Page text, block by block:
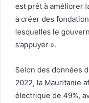
est prêt à améliorer
à créer des
lesquelles le
s’appuyer ».
Selon des données
2022, la Mauritanie
électrique de 49%,